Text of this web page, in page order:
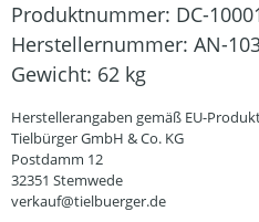
Produktnummer: DC-
Herstellernummer: AN-
Gewicht: 62 kg
Herstellerangaben gemäß EU-
Tielbürger GmbH & Co. KG
Postdamm 12
32351 Stemwede
verkauf@tielbuerger.de